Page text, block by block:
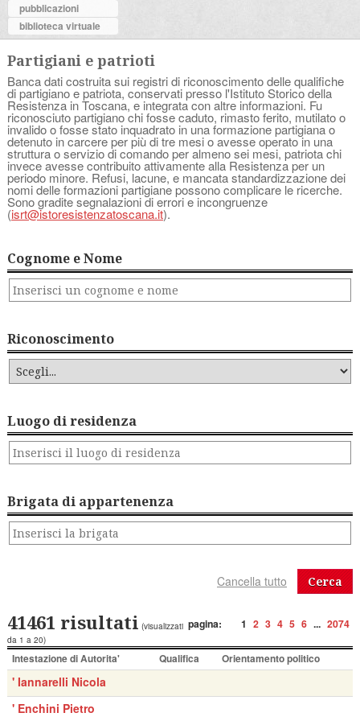
pubblicazioni
biblioteca virtuale
Partigiani e patrioti
Banca dati costruita sui registri di riconoscimento delle qualifiche
di partigiano e patriota, conservati presso l'Istituto Storico della
Resistenza in Toscana, e integrata con altre informazioni. Fu
riconosciuto partigiano chi fosse caduto, rimasto ferito, mutilato o
invalido o fosse stato inquadrato in una formazione partigiana o
detenuto in carcere per più di tre mesi o avesse operato in una
struttura o servizio di comando per almeno sei mesi, patriota chi
invece avesse contribuito attivamente alla Resistenza per un
periodo minore. Refusi, lacune, e mancata standardizzazione dei
nomi delle formazioni partigiane possono complicare le ricerche.
Sono gradite segnalazioni di errori e incongruenze
(isrt@istoresistenzatoscana.it).
Cognome e Nome
Riconoscimento
Luogo di residenza
Brigata di appartenenza
Cerca
pagina: 1 2 3 4 5 6 ... 2074
41461 risultati (visualizzati
da 1 a 20)
Intestazione di Autorita' Qualifica Orientamento politico
' Iannarelli Nicola
' Enchini Pietro